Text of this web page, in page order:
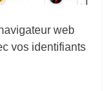
web
vos identifiants